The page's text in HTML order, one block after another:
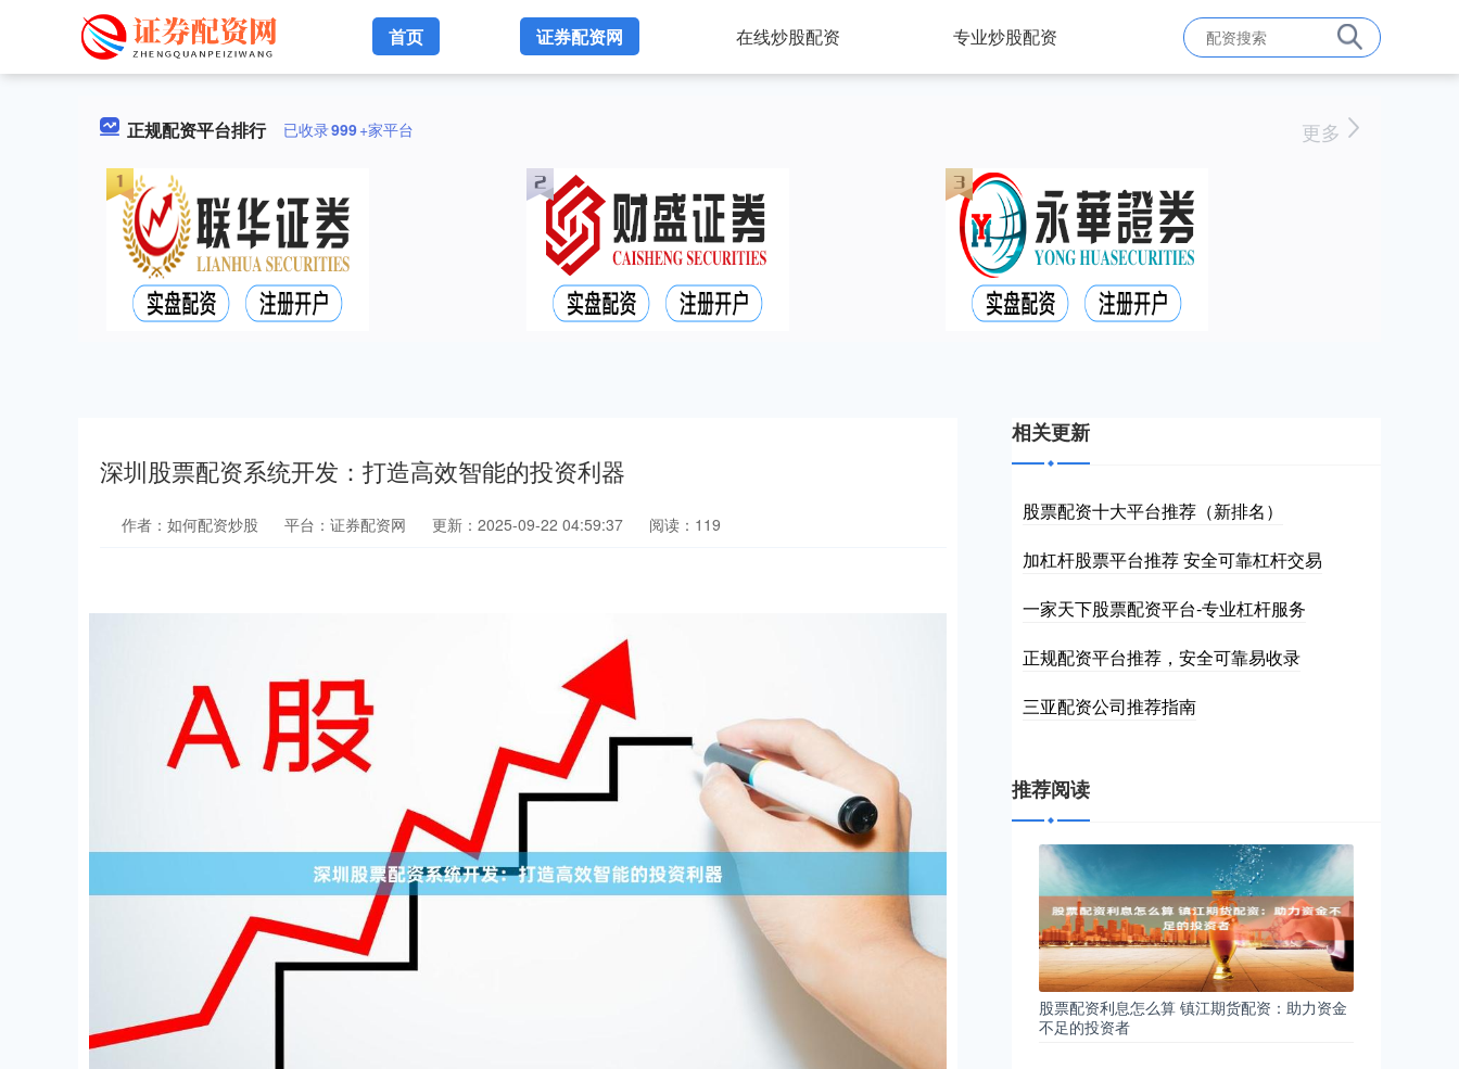
首页 证券配资网 在线炒股配资 专业炒股配资
正规配资平台排行 已收录999+家平台 更多
深圳股票配资系统开发：打造高效智能的投资利器
作者：如何配资炒股 平台：证券配资网 更新：2025-09-22 04:59:37 阅读：119
相关更新
股票配资十大平台推荐（新排名）
加杠杆股票平台推荐 安全可靠杠杆交易
一家天下股票配资平台-专业杠杆服务
正规配资平台推荐，安全可靠易收录
三亚配资公司推荐指南
推荐阅读
股票配资利息怎么算 镇江期货配资：助力资金
不足的投资者